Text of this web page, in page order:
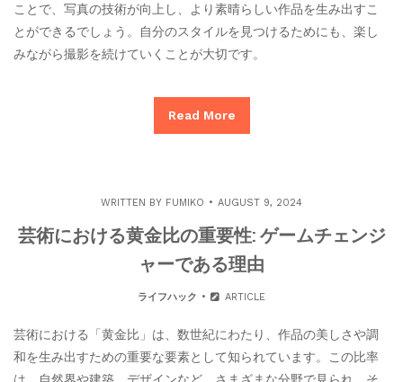
ことで、写真の技術が向上し、より素晴らしい作品を生み出すこ
とができるでしょう。自分のスタイルを見つけるためにも、楽し
みながら撮影を続けていくことが大切です。
Read More
WRITTEN BY FUMIKO AUGUST 9, 2024
芸術における黄金比の重要性: ゲームチェンジ
ャーである理由
ライフハック ARTICLE
芸術における「黄金比」は、数世紀にわたり、作品の美しさや調
和を生み出すための重要な要素として知られています。この比率
は、自然界や建築、デザインなど、さまざまな分野で見られ、そ